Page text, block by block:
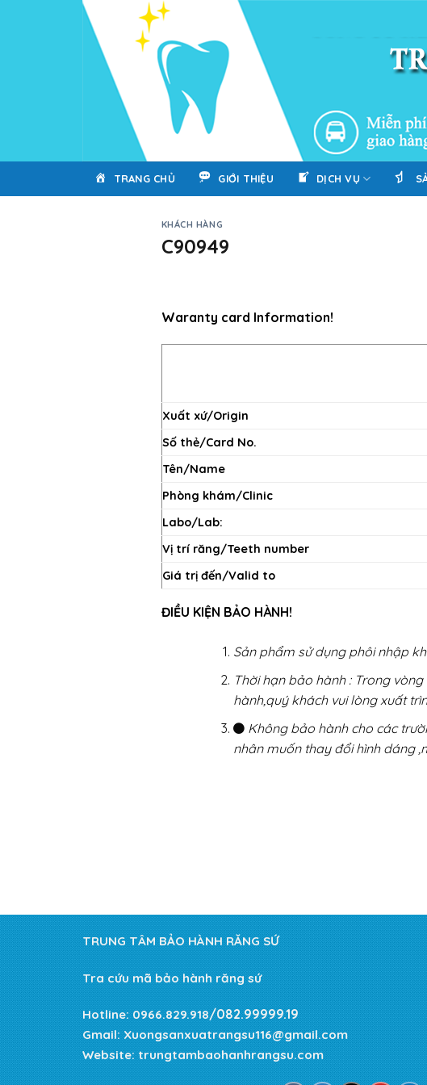
TRANG CHỦ GIỚI THIỆU DỊCH VỤ
KHÁCH HÀNG
C90949
Waranty card Information!
Xuất xứ/Origin
Số thẻ/Card No.
Tên/Name
Phòng khám/Clinic
Labo/Lab:
Vị trí răng/Teeth number
Giá trị đến/Valid to
ĐIỀU KIỆN BẢO HÀNH!
Sản phẩm sử dụng phôi nhập
Thời hạn bảo hành : Trong
hành,quý khách vui lòng xuất
Không bảo hành cho các
nhân muốn thay đổi hình dáng
TRUNG TÂM BẢO HÀNH RĂNG SỨ
Tra cứu mã bảo hành răng sứ
Hotline: 0966.829.918/082.99999.19
Gmail: Xuongsanxuatrangsu116@gmail.com
Website: trungtambaohanhrangsu.com